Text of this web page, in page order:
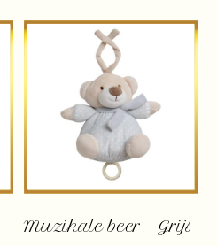
Muzikale beer – Grijs